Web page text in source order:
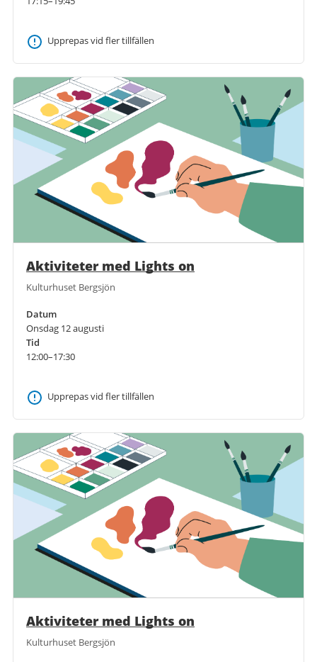
Upprepas vid fler tillfällen
Aktiviteter med Lights on
Kulturhuset Bergsjön
Datum
Onsdag 12 augusti
Tid
12:00–17:30
Upprepas vid fler tillfällen
Aktiviteter med Lights on
Kulturhuset Bergsjön